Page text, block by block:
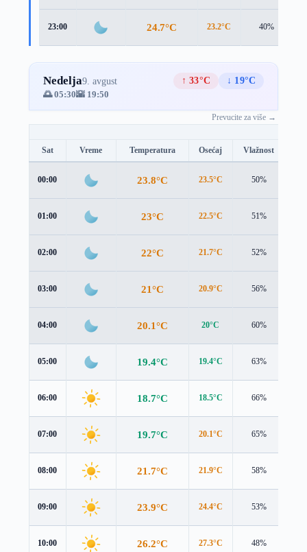
23:00 24.7°C 23.2°C 40%
Nedelja9. avgust ↑ 33°C
↓ 19°C
🌅 05:30🌇 19:50
Prevucite za više →
Sat Vreme Temperatura Osećaj Vlažnost
00:00 23.8°C 23.5°C 50%
01:00 23°C 22.5°C 51%
02:00 22°C 21.7°C 52%
03:00 21°C 20.9°C 56%
04:00 20.1°C 20°C 60%
05:00 19.4°C 19.4°C 63%
06:00 18.7°C 18.5°C 66%
07:00 19.7°C 20.1°C 65%
08:00 21.7°C 21.9°C 58%
09:00 23.9°C 24.4°C 53%
10:00 26.2°C 27.3°C 48%